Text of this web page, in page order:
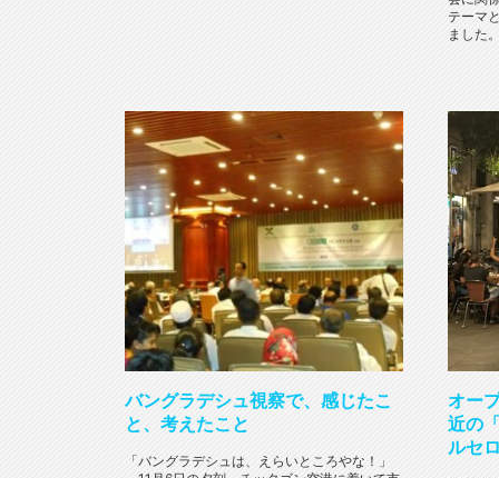
テーマ
ました
バングラデシュ視察で、感じたこ
と、考えたこと
「バングラデシュは、えらいところやな！」
オー
近の
ルセ